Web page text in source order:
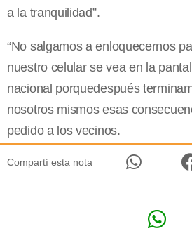
a la tranquilidad”.
“No salgamos a enloquecernos
nuestro celular se vea en la
nacional porquedespués
nosotros mismos esas
pedido a los vecinos.
Compartí esta nota